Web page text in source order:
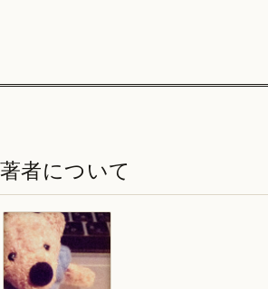
著者について